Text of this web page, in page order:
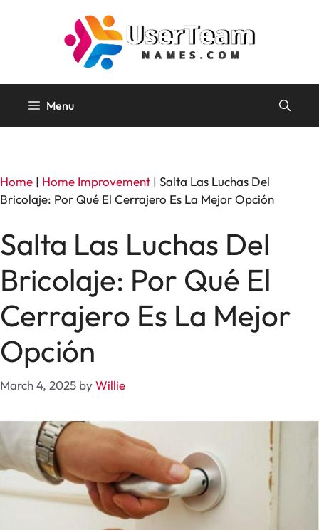
Menu
Home | Home Improvement | Salta Las Luchas Del
Bricolaje: Por Qué El Cerrajero Es La Mejor Opción
Salta Las Luchas Del
Bricolaje: Por Qué El
Cerrajero Es La Mejor
Opción
March 4, 2025 byWillie